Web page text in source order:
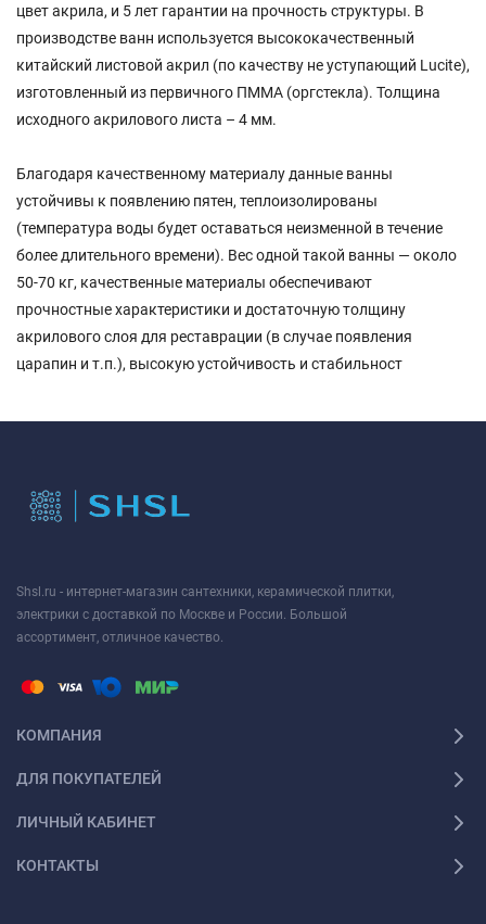
цвет акрила, и 5 лет гарантии на прочность структуры. В
производстве ванн используется высококачественный
китайский листовой акрил (по качеству не уступающий Lucite),
изготовленный из первичного ПММА (оргстекла). Толщина
исходного акрилового листа – 4 мм.
Благодаря качественному материалу данные ванны
устойчивы к появлению пятен, теплоизолированы
(температура воды будет оставаться неизменной в течение
более длительного времени). Вес одной такой ванны — около
50-70 кг, качественные материалы обеспечивают
прочностные характеристики и достаточную толщину
акрилового слоя для реставрации (в случае появления
царапин и т.п.), высокую устойчивость и стабильност
Shsl.ru - интернет-магазин сантехники, керамической плитки,
электрики с доставкой по Москве и России. Большой
ассортимент, отличное качество.
КОМПАНИЯ
ДЛЯ ПОКУПАТЕЛЕЙ
ЛИЧНЫЙ КАБИНЕТ
КОНТАКТЫ